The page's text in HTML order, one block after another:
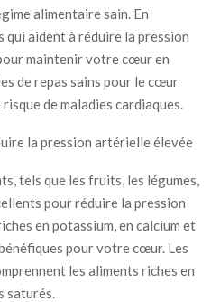
alimentaire sain. En
qui aident à réduire la pression
maintenir votre cœur en
de repas sains pour le cœur
de maladies cardiaques.
la pression artérielle élevée
tels que les fruits, les légumes,
pour réduire la pression
en potassium, en calcium et
pour votre cœur. Les
les aliments riches en
saturés.